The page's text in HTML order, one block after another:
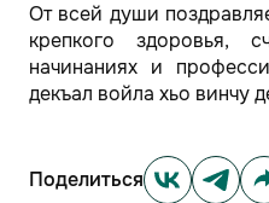
От всей души
крепкого здоровья,
начинаниях и
декъал войла хьо винчу
Поделиться